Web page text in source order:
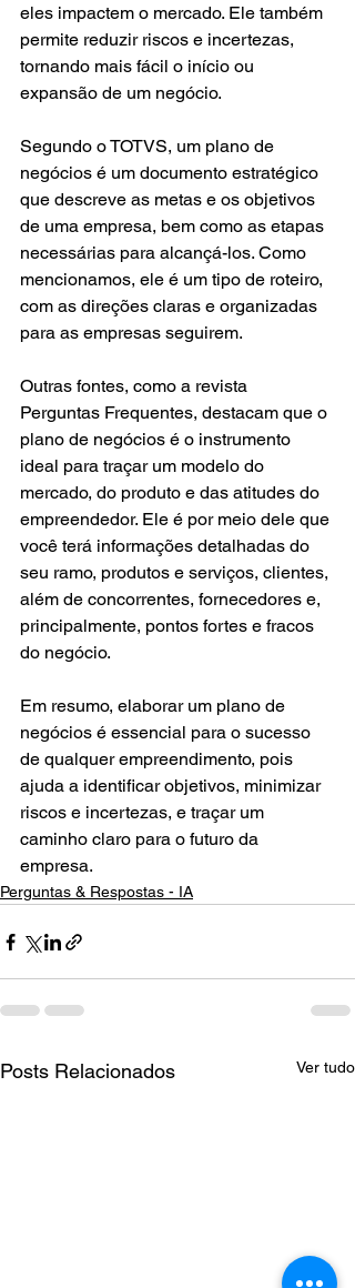
eles impactem o mercado. Ele também
permite reduzir riscos e incertezas,
tornando mais fácil o início ou
expansão de um negócio.
Segundo o TOTVS, um plano de
negócios é um documento estratégico
que descreve as metas e os objetivos
de uma empresa, bem como as etapas
necessárias para alcançá-los. Como
mencionamos, ele é um tipo de roteiro,
com as direções claras e organizadas
para as empresas seguirem.
Outras fontes, como a revista
Perguntas Frequentes, destacam que o
plano de negócios é o instrumento
ideal para traçar um modelo do
mercado, do produto e das atitudes do
empreendedor. Ele é por meio dele que
você terá informações detalhadas do
seu ramo, produtos e serviços, clientes,
além de concorrentes, fornecedores e,
principalmente, pontos fortes e fracos
do negócio.
Em resumo, elaborar um plano de
negócios é essencial para o sucesso
de qualquer empreendimento, pois
ajuda a identificar objetivos, minimizar
riscos e incertezas, e traçar um
caminho claro para o futuro da
empresa.
Perguntas & Respostas - IA
Posts Relacionados Ver tudo